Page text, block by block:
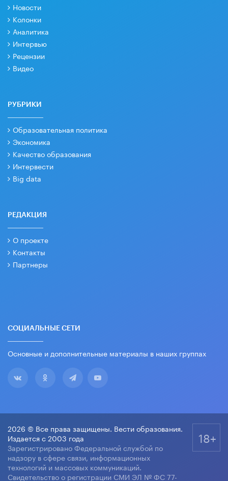
Новости
Колонки
Аналитика
Интервью
Рецензии
Видео
РУБРИКИ
Образовательная политика
Экономика
Качество образования
Интервести
Big data
РЕДАКЦИЯ
О проекте
Контакты
Партнеры
СОЦИАЛЬНЫЕ СЕТИ
Основные и дополнительные материалы в наших группах
2026 © Все права защищены. Вести образования.
Издается с 2003 года
Зарегистрировано Федеральной службой по
надзору в сфере связи, информационных
технологий и массовых коммуникаций.
Свидетельство о регистрации СМИ ЭЛ № ФС 77-
18+